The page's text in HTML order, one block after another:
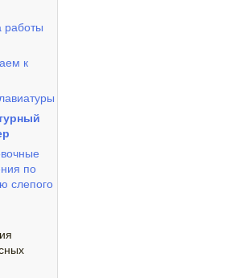
работы
к
по
слепого